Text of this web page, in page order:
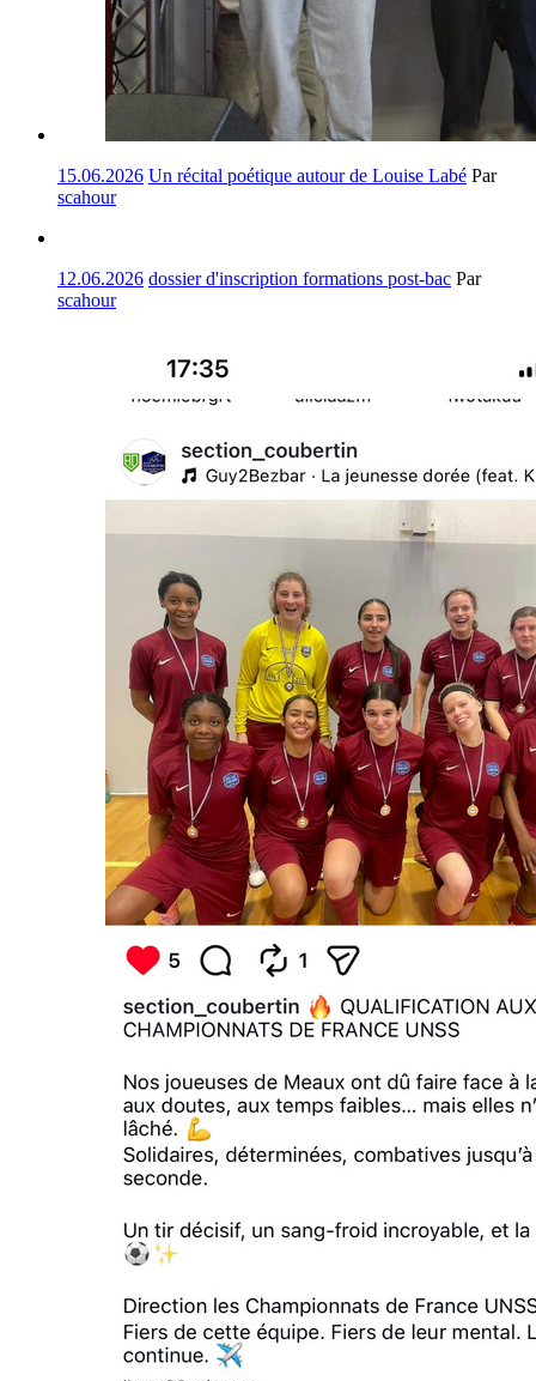
15.06.2026 Un récital poétique autour de Louise Labé Par
scahour
12.06.2026 dossier d'inscription formations post-bac Par
scahour